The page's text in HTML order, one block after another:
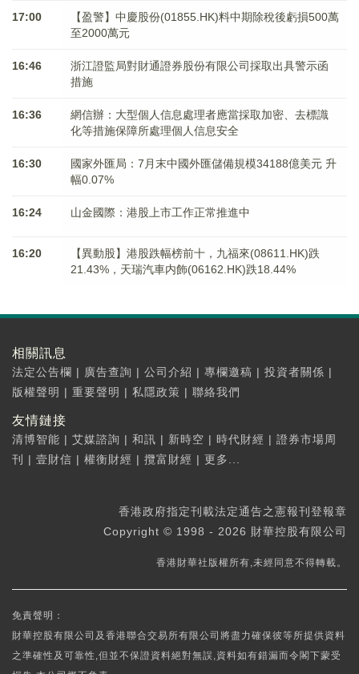
17:00
【盈警】中慶股份(01855.HK)料中期除稅後虧損500萬
至2000萬元
16:46
浙江證監局對財通證券股份有限公司採取出具警示函
措施
16:36
網信辦：大型個人信息處理者應當採取加密、去標識
化等措施保障所處理個人信息安全
16:30
國家外匯局：7月末中國外匯儲備規模34188億美元 升
幅0.07%
16:24 山金國際：港股上市工作正常推進中
16:20
【異動股】港股跌幅榜前十，九福來(08611.HK)跌
21.43%，天瑞汽車内飾(06162.HK)跌18.44%
相關訊息
法定公告欄 | 廣告查詢 | 公司介紹 | 專欄邀稿 | 投資者關係 |
版權聲明 | 重要聲明 | 私隱政策 | 聯絡我們
友情鏈接
清博智能 | 艾媒諮詢 | 和訊 | 新時空 | 時代財經 | 證券市場周
刊
| 壹財信 | 權衡財經 | 攬富財經 | 更多...
香港政府指定刊載法定通告之憲報刊登報章
Copyright © 1998 - 2026 財華控股有限公司
香港財華社版權所有,未經同意不得轉載。
免責聲明：
財華控股有限公司及香港聯合交易所有限公司將盡力確保彼等所提供資料
之準確性及可靠性,但並不保證資料絕對無誤,資料如有錯漏而令閣下蒙受